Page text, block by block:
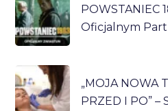
POWSTANIEC
Oficjalnym
„MOJA NOWA
PRZED I PO” –